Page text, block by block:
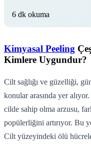
6 dk okuma
Kimyasal Peeling
Kimlere Uygundur?
Cilt sağlığı ve güzelliği,
konular arasında yer
cilde sahip olma arzusu,
popülerliğini artırıyor. Bu
Cilt yüzeyindeki ölü